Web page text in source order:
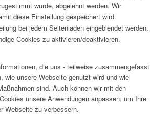
wurde, abgelehnt werden. Wir
diese Einstellung gespeichert wird.
bei jedem Seitenladen eingeblendet werden.
Cookies zu aktivieren/deaktivieren.
die uns - teilweise zusammengefasst
wie unsere Webseite genutzt wird und wie
sind. Auch können wir mit den
unsere Anwendungen anpassen, um Ihre
Webseite zu verbessern.